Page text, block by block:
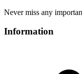
Never miss any
Information